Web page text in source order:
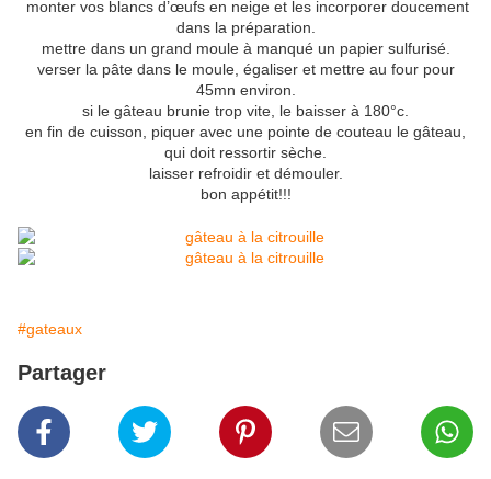
monter vos blancs d’œufs en neige et les incorporer doucement
dans la préparation.
mettre dans un grand moule à manqué un papier sulfurisé.
verser la pâte dans le moule, égaliser et mettre au four pour
45mn environ.
si le gâteau brunie trop vite, le baisser à 180°c.
en fin de cuisson, piquer avec une pointe de couteau le gâteau,
qui doit ressortir sèche.
laisser refroidir et démouler.
bon appétit!!!
#gateaux
Partager